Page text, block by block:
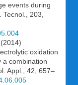
events during
203,
oxidation
a combination
Appl., 42, 657–